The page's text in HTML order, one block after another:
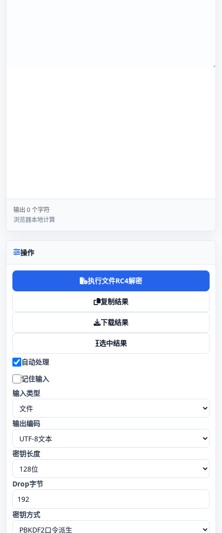
操作
执行文件RC4解密
复制结果
下载结果
选中结果
自动处理
记住输入
输入类型
输出编码
密钥长度
Drop字节
密钥方式
输出 0 个字符
浏览器本地计算